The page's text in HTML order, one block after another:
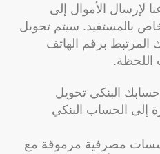
لإرسال الأموال إلى
بالمستفيد. سيتم تحويل
المرتبط برقم الهاتف
اللحظة.
البنكي تحويل
إلى الحساب البنكي
مصرفية مرموقة مع